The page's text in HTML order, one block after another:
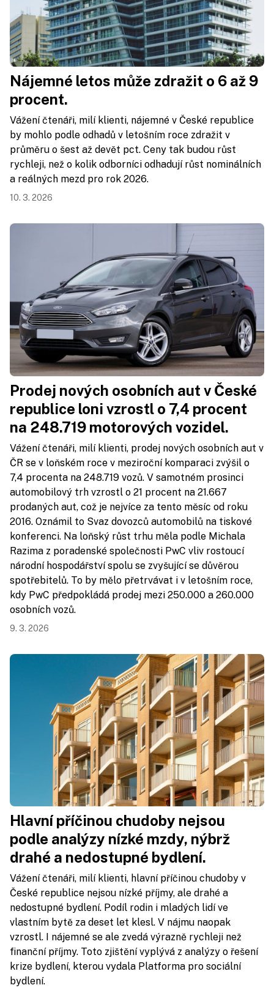
Nájemné letos může zdražit o 6 až 9
procent.
Vážení čtenáři, milí klienti, nájemné v České republice
by mohlo podle odhadů v letošním roce zdražit v
průměru o šest až devět pct. Ceny tak budou růst
rychleji, než o kolik odborníci odhadují růst nominálních
a reálných mezd pro rok 2026.
10. 3. 2026
Prodej nových osobních aut v České
republice loni vzrostl o 7,4 procent
na 248.719 motorových vozidel.
Vážení čtenáři, milí klienti, prodej nových osobních aut v
ČR se v loňském roce v meziroční komparaci zvýšil o
7,4 procenta na 248.719 vozů. V samotném prosinci
automobilový trh vzrostl o 21 procent na 21.667
prodaných aut, což je nejvíce za tento měsíc od roku
2016. Oznámil to Svaz dovozců automobilů na tiskové
konferenci. Na loňský růst trhu měla podle Michala
Razima z poradenské společnosti PwC vliv rostoucí
národní hospodářství spolu se zvyšující se důvěrou
spotřebitelů. To by mělo přetrvávat i v letošním roce,
kdy PwC předpokládá prodej mezi 250.000 a 260.000
osobních vozů.
9. 3. 2026
Hlavní příčinou chudoby nejsou
podle analýzy nízké mzdy, nýbrž
drahé a nedostupné bydlení.
Vážení čtenáři, milí klienti, hlavní příčinou chudoby v
České republice nejsou nízké příjmy, ale drahé a
nedostupné bydlení. Podíl rodin i mladých lidí ve
vlastním bytě za deset let klesl. V nájmu naopak
vzrostl. I nájemné se ale zvedá výrazně rychleji než
finanční příjmy. Toto zjištění vyplývá z analýzy o řešení
krize bydlení, kterou vydala Platforma pro sociální
bydlení.